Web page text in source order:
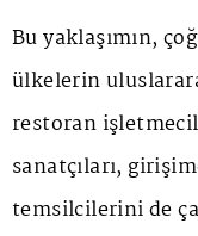
Bu yaklaşımın,
ülkelerin
restoran
sanatçıları,
temsilcilerini de